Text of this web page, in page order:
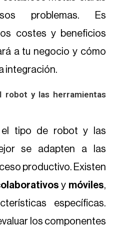
problemas. Es
costes y beneficios
a tu negocio y cómo
integración.
robot y las herramientas
el tipo de robot y las
se adapten a las
productivo. Existen
y móviles,
específicas.
los componentes